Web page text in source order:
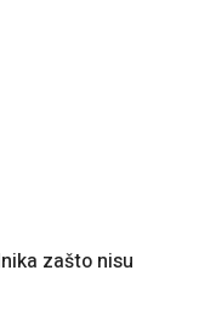
zašto nisu